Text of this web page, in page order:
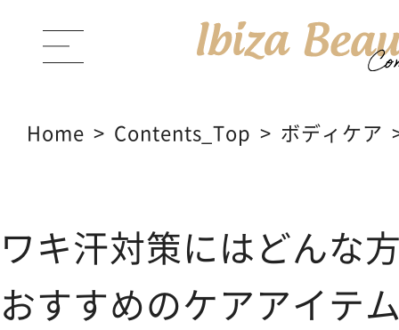
PRODUCTS 商品一覧
Home Contents_Top
ボディケア
ワキ汗対策にはどんな
おすすめのケアアイテ